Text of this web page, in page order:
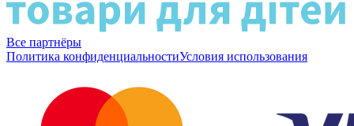
Все партнёры
Политика конфиденциальностиУсловия использования